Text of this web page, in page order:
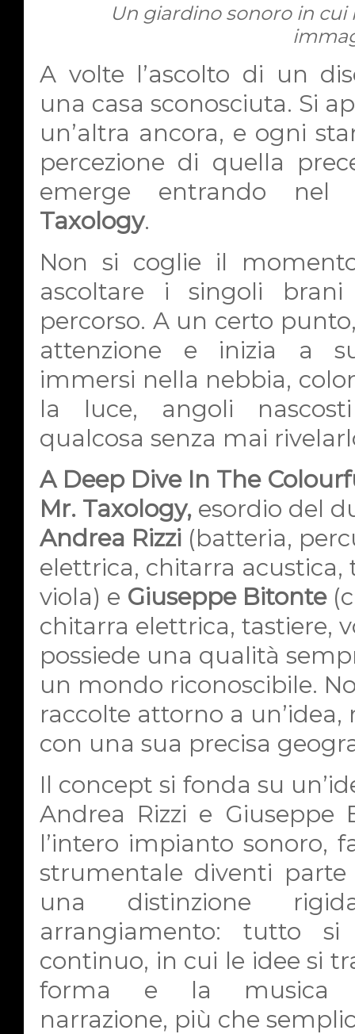
Un giardino sonoro in cui
A volte l’ascolto di un
una casa sconosciuta. Si
un’altra ancora, e ogni
percezione di quella
emerge entrando nel
Taxology.
Non si coglie il
ascoltare i singoli
percorso. A un certo
attenzione e inizia a
immersi nella nebbia,
la luce, angoli
qualcosa senza mai
A Deep Dive In The
Mr. Taxology, esordio del
Andrea Rizzi (batteria,
elettrica, chitarra acustica,
viola) e Giuseppe Bitonte
chitarra elettrica, tastiere,
possiede una qualità
un mondo riconoscibile.
raccolte attorno a
con una sua precisa
Il concept si fonda su
Andrea Rizzi e Giuseppe
l’intero impianto sonoro,
strumentale diventi parte
una distinzione
arrangiamento: tutto
continuo, in cui le idee si
forma e la musica
narrazione, più che